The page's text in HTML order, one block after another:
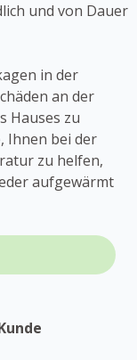
und von Dauer
in der
an der
Hauses zu
Ihnen bei der
zu helfen,
aufgewärmt